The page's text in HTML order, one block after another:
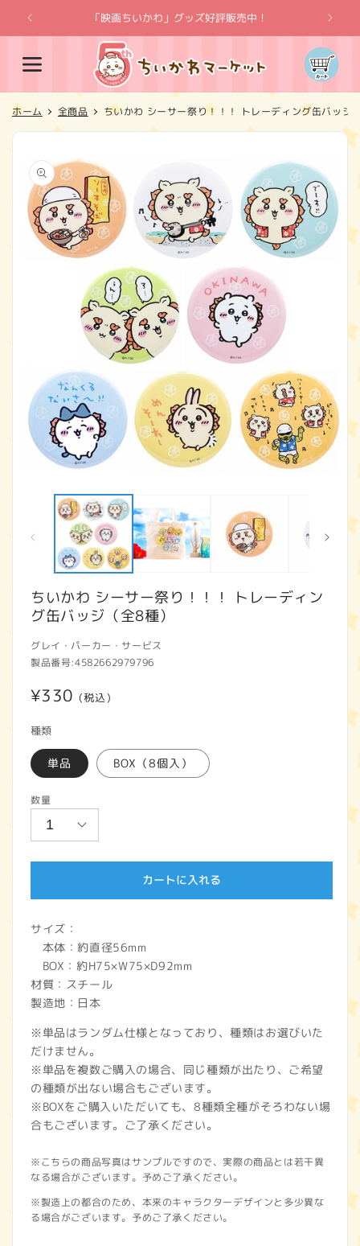
ンツに
進む
「映画ちいかわ」グッズ好評販売中！
カ
ー
ト
ホーム 全商品 ちいかわ シーサー祭り！！！ トレーディング缶バッジ
報にス
キップ
ちいかわ シーサー祭り！！！ トレーディン
グ缶バッジ（全8種）
グレイ・パーカー・サービス
製品番号:4582662979796
通
価
格
¥330 (税込)
種類
単品 BOX（8個入）
数量
カートに入れる
サイズ：
本体：約直径56mm
BOX：約H75×W75×D92mm
材質：スチール
製造地：日本
※単品はランダム仕様となっており、種類はお選びいた
だけません。
※単品を複数ご購入の場合、同じ種類が出たり、ご希望
の種類が出ない場合もございます。
※BOXをご購入いただいても、8種類全種がそろわない場
合もございます。ご了承ください。
※こちらの商品写真はサンプルですので、実際の商品とは若干異
なる場合がございます。予めご了承ください。
※製造上の都合のため、本来のキャラクターデザインと多少異な
る場合がございます。予めご了承ください。